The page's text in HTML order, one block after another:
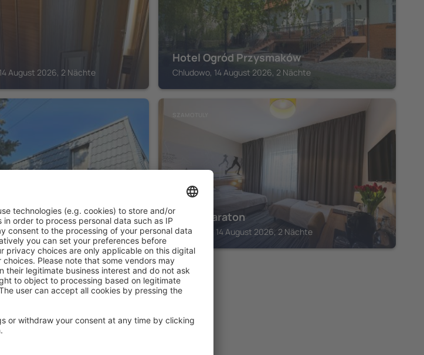
August 2026, 2 Nächte
Hotel Ogród Przysmaków
Chludowo, 14 August 2026, 2 Nächte
2 Nächte
Hotel Maraton
Szamotuly, 14 August 2026, 2 Nächte